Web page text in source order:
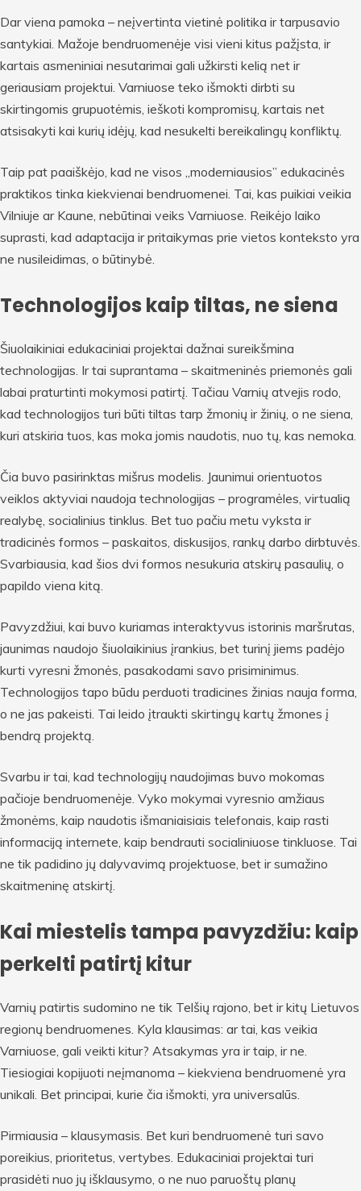
Dar viena pamoka – neįvertinta vietinė politika ir tarpusavio
santykiai. Mažoje bendruomenėje visi vieni kitus pažįsta, ir
kartais asmeniniai nesutarimai gali užkirsti kelią net ir
geriausiam projektui. Varniuose teko išmokti dirbti su
skirtingomis grupuotėmis, ieškoti kompromisų, kartais net
atsisakyti kai kurių idėjų, kad nesukelti bereikalingų konfliktų.
Taip pat paaiškėjo, kad ne visos „moderniausios” edukacinės
praktikos tinka kiekvienai bendruomenei. Tai, kas puikiai veikia
Vilniuje ar Kaune, nebūtinai veiks Varniuose. Reikėjo laiko
suprasti, kad adaptacija ir pritaikymas prie vietos konteksto yra
ne nusileidimas, o būtinybė.
Technologijos kaip tiltas, ne siena
Šiuolaikiniai edukaciniai projektai dažnai sureikšmina
technologijas. Ir tai suprantama – skaitmeninės priemonės gali
labai praturtinti mokymosi patirtį. Tačiau Varnių atvejis rodo,
kad technologijos turi būti tiltas tarp žmonių ir žinių, o ne siena,
kuri atskiria tuos, kas moka jomis naudotis, nuo tų, kas nemoka.
Čia buvo pasirinktas mišrus modelis. Jaunimui orientuotos
veiklos aktyviai naudoja technologijas – programėles, virtualią
realybę, socialinius tinklus. Bet tuo pačiu metu vyksta ir
tradicinės formos – paskaitos, diskusijos, rankų darbo dirbtuvės.
Svarbiausia, kad šios dvi formos nesukuria atskirų pasaulių, o
papildo viena kitą.
Pavyzdžiui, kai buvo kuriamas interaktyvus istorinis maršrutas,
jaunimas naudojo šiuolaikinius įrankius, bet turinį jiems padėjo
kurti vyresni žmonės, pasakodami savo prisiminimus.
Technologijos tapo būdu perduoti tradicines žinias nauja forma,
o ne jas pakeisti. Tai leido įtraukti skirtingų kartų žmones į
bendrą projektą.
Svarbu ir tai, kad technologijų naudojimas buvo mokomas
pačioje bendruomenėje. Vyko mokymai vyresnio amžiaus
žmonėms, kaip naudotis išmaniaisiais telefonais, kaip rasti
informaciją internete, kaip bendrauti socialiniuose tinkluose. Tai
ne tik padidino jų dalyvavimą projektuose, bet ir sumažino
skaitmeninę atskirtį.
Kai miestelis tampa pavyzdžiu: kaip
perkelti patirtį kitur
Varnių patirtis sudomino ne tik Telšių rajono, bet ir kitų Lietuvos
regionų bendruomenes. Kyla klausimas: ar tai, kas veikia
Varniuose, gali veikti kitur? Atsakymas yra ir taip, ir ne.
Tiesiogiai kopijuoti neįmanoma – kiekviena bendruomenė yra
unikali. Bet principai, kurie čia išmokti, yra universalūs.
Pirmiausia – klausymasis. Bet kuri bendruomenė turi savo
poreikius, prioritetus, vertybes. Edukaciniai projektai turi
prasidėti nuo jų išklausymo, o ne nuo paruoštų planų